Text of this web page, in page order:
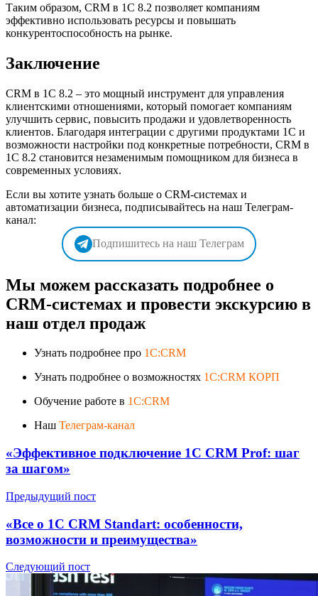
Таким образом, CRM в 1С 8.2 позволяет компаниям
эффективно использовать ресурсы и повышать
конкурентоспособность на рынке.
Заключение
CRM в 1С 8.2 – это мощный инструмент для управления
клиентскими отношениями, который помогает компаниям
улучшить сервис, повысить продажи и удовлетворенность
клиентов. Благодаря интеграции с другими продуктами 1С и
возможности настройки под конкретные потребности, CRM в
1С 8.2 становится незаменимым помощником для бизнеса в
современных условиях.
Если вы хотите узнать больше о CRM-системах и
автоматизации бизнеса, подписывайтесь на наш Телеграм-
канал:
Подпишитесь на наш Телеграм
Мы можем рассказать подробнее о
CRM-системах и провести экскурсию в
наш отдел продаж
Узнать подробнее про 1C:CRM
Узнать подробнее о возможностях 1C:CRM КОРП
Обучение работе в 1C:CRM
Наш Телеграм-канал
«Эффективное подключение 1С CRM Prof: шаг
за шагом»
Предыдущий пост
«Все о 1С CRM Standart: особенности,
возможности и преимущества»
Следующий пост